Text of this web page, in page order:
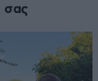
σας